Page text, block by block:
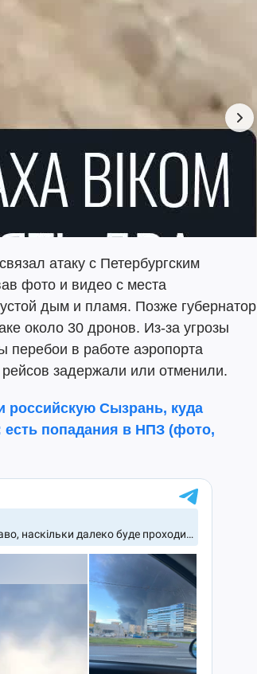
атаку с Петербургским
фото и видео с места
дым и пламя. Позже губернатор
около 30 дронов. Из-за угрозы
перебои в работе аэропорта
задержали или отменили.
российскую Сызрань, куда
попадания в НПЗ (фото,